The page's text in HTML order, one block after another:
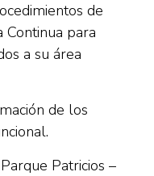
de
para
a su área
de los
Patricios –